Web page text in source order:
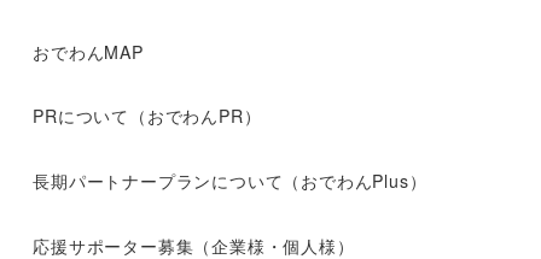
おでわんMAP
PRについて（おでわんPR）
長期パートナープランについて（おでわんPlus）
応援サポーター募集（企業様・個人様）